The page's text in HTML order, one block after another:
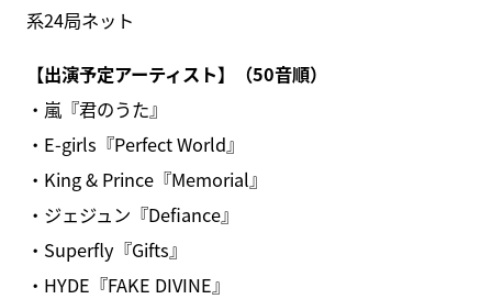
系24局ネット
【出演予定アーティスト】（50音順）
・嵐『君のうた』
・E-girls『Perfect World』
・King & Prince『Memorial』
・ジェジュン『Defiance』
・Superfly『Gifts』
・HYDE『FAKE DIVINE』